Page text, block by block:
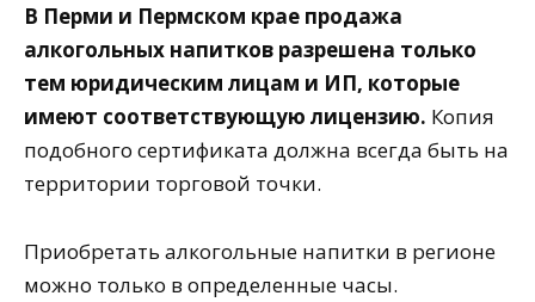
В Перми и Пермском крае продажа
алкогольных напитков разрешена только
тем юридическим лицам и ИП, которые
имеют соответствующую лицензию. Копия
подобного сертификата должна всегда быть на
территории торговой точки.
Приобретать алкогольные напитки в регионе
можно только в определенные часы.